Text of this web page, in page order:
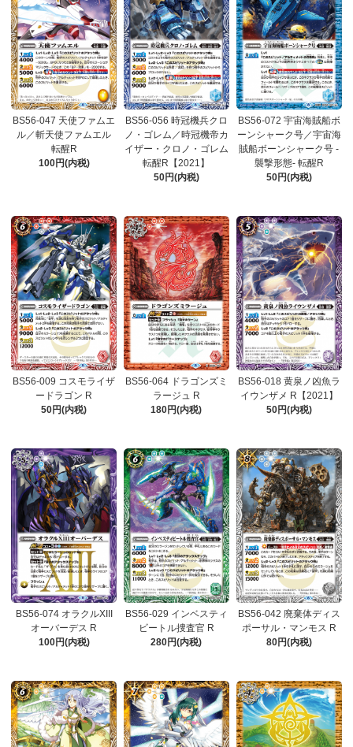
BS56-047 天使ファムエ
ル／斬天使ファムエル
転醒R
100円(内税)
BS56-056 時冠機兵クロ
ノ・ゴレム／時冠機帝カ
イザー・クロノ・ゴレム
転醒R【2021】
50円(内税)
BS56-072 宇宙海賊船ボ
ーンシャーク号／宇宙海
賊船ボーンシャーク号 -
襲撃形態- 転醒R
50円(内税)
BS56-009 コスモライザ
ードラゴン R
50円(内税)
BS56-064 ドラゴンズミ
ラージュ R
180円(内税)
BS56-018 黄泉ノ凶魚ラ
イウンザメ R【2021】
50円(内税)
BS56-074 オラクルXIII
オーバーデス R
100円(内税)
BS56-029 インベスティ
ビートル捜査官 R
280円(内税)
BS56-042 廃棄体ディス
ポーサル・マンモス R
80円(内税)